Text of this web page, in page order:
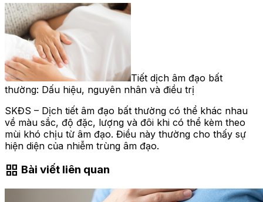
Tiết dịch âm đạo bất
thường: Dấu hiệu, nguyên nhân và điều trị
SKĐS – Dịch tiết âm đạo bất thường có thể khác nhau
về màu sắc, độ đặc, lượng và đôi khi có thể kèm theo
mùi khó chịu từ âm đạo. Điều này thường cho thấy sự
hiện diện của nhiễm trùng âm đạo.
grid_view Bài viết liên quan